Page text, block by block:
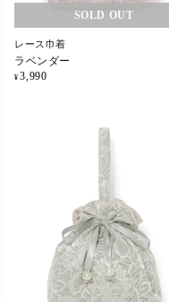
在庫切れ
レース巾着
ラベンダー
¥ 3,990